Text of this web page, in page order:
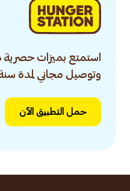
استمتع بميزات
وتوصيل مجاني لمدة
حمل التطبيق الآن